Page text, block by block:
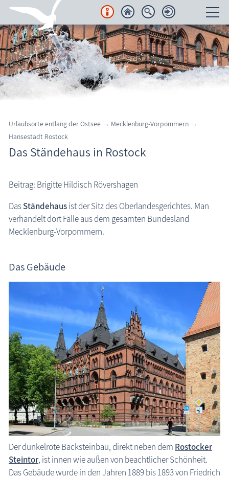
Unterkünfte
Regionales
Urlaubsorte
Karten
Blog
Hansestadt Rostock - Ständehaus
Urlaubsorte entlang der Ostsee → Mecklenburg-Vorpommern →
Hansestadt Rostock
Das Ständehaus in Rostock
Beitrag: Brigitte Hildisch Rövershagen
DasStändehausist der Sitz des Oberlandesgerichtes. Man
verhandelt dort Fälle aus dem gesamten Bundesland
Mecklenburg-Vorpommern.
Das Gebäude
Der dunkelrote Backsteinbau, direkt neben dem Rostocker
Steintor, ist innen wie außen von beachtlicher Schönheit.
Das Gebäude wurde in den Jahren 1889 bis 1893 von Friedrich